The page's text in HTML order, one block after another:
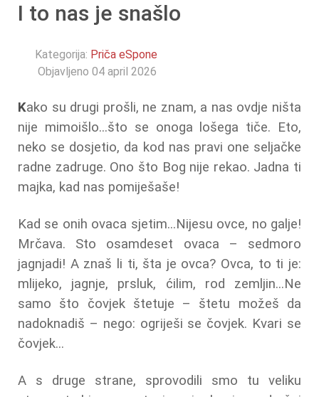
I to nas je snašlo
Kategorija: Priča eSpone
Objavljeno 04 april 2026
Kako su drugi prošli, ne znam, a nas ovdje ništa
nije mimoišlo...što se onoga lošega tiče. Eto,
neko se dosjetio, da kod nas pravi one seljačke
radne zadruge. Ono što Bog nije rekao. Jadna ti
majka, kad nas pomiješaše!
Kad se onih ovaca sjetim...Nijesu ovce, no galje!
Mrčava. Sto osamdeset ovaca – sedmoro
jagnjadi! A znaš li ti, šta je ovca? Ovca, to ti je:
mlijeko, jagnje, prsluk, ćilim, rod zemljin...Ne
samo što čovjek štetuje – štetu možeš da
nadoknadiš – nego: ogriješi se čovjek. Kvari se
čovjek...
A s druge strane, sprovodili smo tu veliku